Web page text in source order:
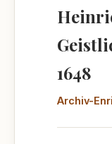
1648
Archiv-